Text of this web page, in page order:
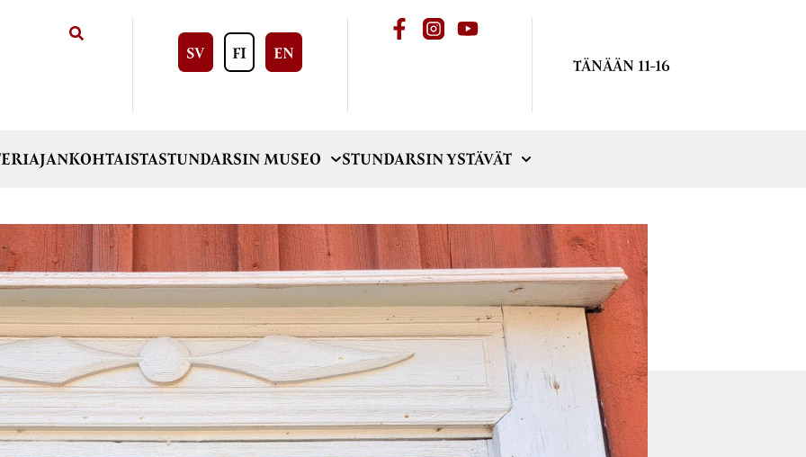
SV FI EN
TÄNÄÄN 11-16
AJANKOHTAISTASTUNDARSIN MUSEO STUNDARSIN YSTÄVÄT